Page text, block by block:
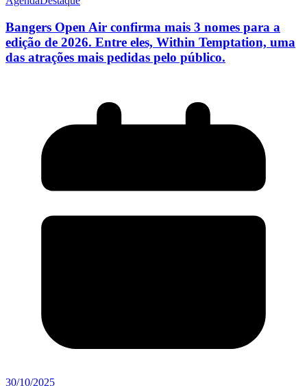
Bangers Open Air confirma mais 3 nomes para a
edição de 2026. Entre eles, Within Temptation, uma
das atrações mais pedidas pelo público.
30/10/2025